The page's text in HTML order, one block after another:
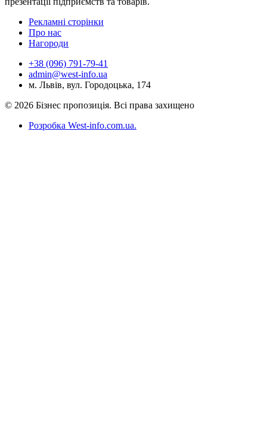
Рекламні сторінки
Про нас
Нагороди
+38 (096) 791-79-41
admin@west-info.ua
м. Львів, вул. Городоцька, 174
© 2026 Бізнес пропозиція. Всі права захищено
Розробка West-info.com.ua.